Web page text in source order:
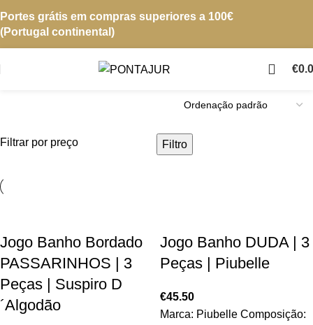
Portes grátis em compras superiores a 100€
(Portugal continental)
€
Filtrar por preço Filtro
Jogo Banho Bordado
PASSARINHOS | 3
Peças | Suspiro D
´Algodão
Jogo Banho DUDA | 3
Peças | Piubelle
€45.50
Marca: Piubelle Composição: